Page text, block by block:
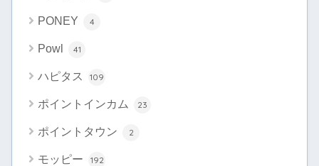
PONEY 4
Powl 41
ハピタス 109
ポイントインカム 23
ポイントタウン 2
モッピー 192